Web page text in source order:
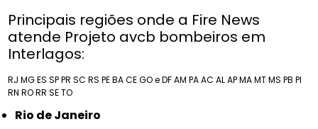
Principais regiões onde a Fire News
atende Projeto avcb bombeiros em
Interlagos:
RJ MGES SPPR SC RS PEBACEGO e DFAM PAAC ALAPMAMTMS PB PI
RN RORR SETO
Rio de Janeiro